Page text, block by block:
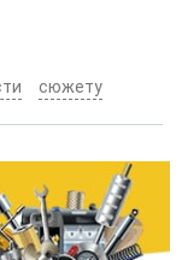
сюжету